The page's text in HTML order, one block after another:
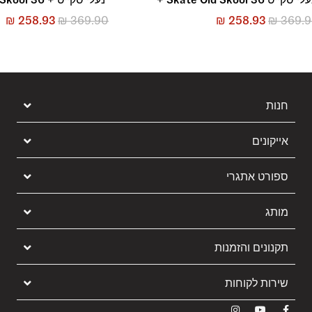
₪
₪ 258.93
₪369.90
₪ 258.93
חנות
אייקונים
ספורט אתגרי
מותג
תקנונים והזמנות
שירות לקוחות